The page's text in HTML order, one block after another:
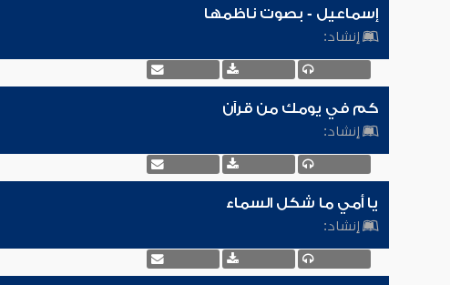
إسماعيل - بصوت ناظمها
إنشاد:
كم في يومك من قرآن
إنشاد:
يا أمي ما شكل السماء
إنشاد: